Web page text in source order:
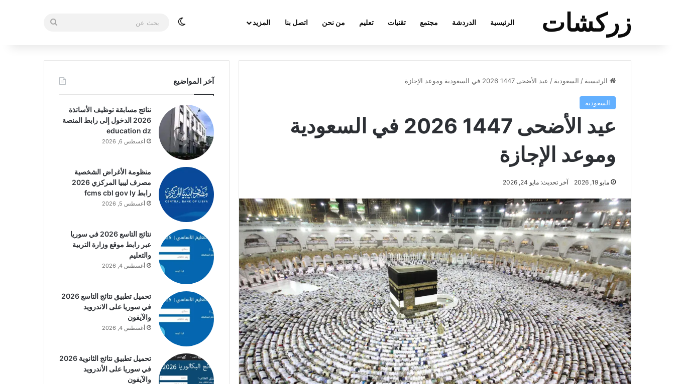
زركشات الرئيسية الدردشة مجتمع تقنيات تعليم من نحن اتصل بنا المزيد الوضع المظلم
بحث
الرئيسية / السعودية / عيد الأضحى 1447 2026 في السعودية وموعد الإجازة
السعودية
عيد الأضحى 1447 2026 في السعودية
وموعد الإجازة
مايو 19, 2026 آخر تحديث: مايو 24, 2026
آخر المواضيع
نتائج مسابقة توظيف الأساتذة
2026 الدخول إلى رابط المنصة
education dz
أغسطس 6, 2026
منظومة الأغراض الشخصية
مصرف ليبيا المركزي 2026
رابط fcms cbl gov ly
أغسطس 5, 2026
نتائج التاسع 2026 في سوريا
عبر رابط موقع وزارة التربية
والتعليم
أغسطس 4, 2026
تحميل تطبيق نتائج التاسع 2026
في سوريا على الاندرويد
والآيفون
أغسطس 4, 2026
تحميل تطبيق نتائج الثانوية 2026
في سوريا على الأندرويد
والآيفون